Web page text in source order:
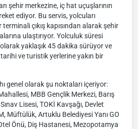
şehir merkezine, iç hat uçuşlarının
ediyor. Bu servis, yolcuları
çıkış kapısından alarak şehir
ulaştırıyor. Yolculuk süresi
yaklaşık 45 dakika sürüyor ve
ve turistik yerlerine yakın bir
genel olarak şu noktaları içeriyor:
MBB Gençlik Merkezi, Barış
Lisesi, TOKİ Kavşağı, Devlet
Müftülük, Artuklu Belediyesi Yanı GO
Önü, Diş Hastanesi, Mezopotamya